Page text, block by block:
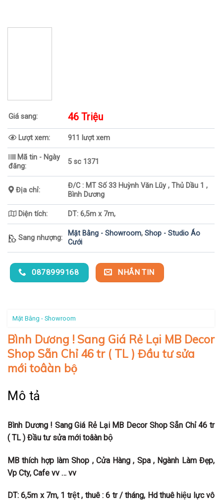
Giá sang: 46 Triệu
Lượt xem: 911 lượt xem
Mã tin - Ngày
đăng:
5 sc 1371
Địa chỉ:
Đ/C : MT Số 33 Huỳnh Văn Lũy , Thủ Dầu 1 ,
Bình Dương
Diện tích: DT: 6,5m x 7m,
Sang nhượng:
Mặt Bằng - Showroom, Shop - Studio Áo
Cưới
0878999168 NHẮN TIN
Mặt Bằng - Showroom
Bình Dương ! Sang Giá Rẻ Lại MB Decor
Shop Sẵn Chỉ 46 tr ( TL ) Đầu tư sửa
mới toâàn bộ
Mô tả
Bình Dương ! Sang Giá Rẻ Lại MB Decor Shop Sẵn Chỉ 46 tr
( TL ) Đầu tư sửa mới toâàn bộ
MB thích hợp làm Shop , Cửa Hàng , Spa , Ngành Làm Đẹp,
Vp Cty, Cafe vv … vv
DT:6,5m x 7m, 1 trệt , thuê :6 tr / tháng, Hd thuê hiệu lực vô